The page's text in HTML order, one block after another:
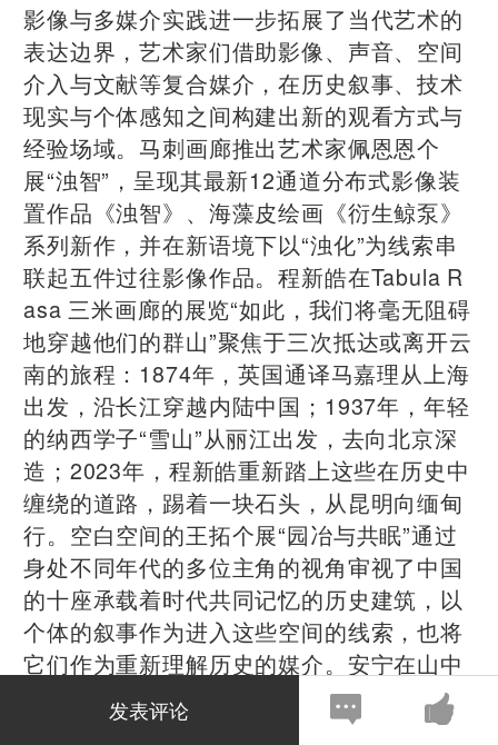
影像与多媒介实践进一步拓展了当代艺术的
表达边界，艺术家们借助影像、声音、空间
介入与文献等复合媒介，在历史叙事、技术
现实与个体感知之间构建出新的观看方式与
经验场域。马刺画廊推出艺术家佩恩恩个
展“浊智”，呈现其最新12通道分布式影像装
置作品《浊智》、海藻皮绘画《衍生鲸泵》
系列新作，并在新语境下以“浊化”为线索串
联起五件过往影像作品。程新皓在Tabula R
asa 三米画廊的展览“如此，我们将毫无阻碍
地穿越他们的群山”聚焦于三次抵达或离开云
南的旅程：1874年，英国通译马嘉理从上海
出发，沿长江穿越内陆中国；1937年，年轻
的纳西学子“雪山”从丽江出发，去向北京深
造；2023年，程新皓重新踏上这些在历史中
缠绕的道路，踢着一块石头，从昆明向缅甸
行。空白空间的王拓个展“园冶与共眠”通过
身处不同年代的多位主角的视角审视了中国
的十座承载着时代共同记忆的历史建筑，以
个体的叙事作为进入这些空间的线索，也将
它们作为重新理解历史的媒介。安宁在山中
天艺术中心的展览“龟壳”始于一次关于观看
与存在的私密实验，以一段突发的“流离”经
发表评论